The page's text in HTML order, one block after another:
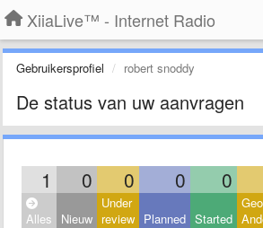
XiiaLive™ - Internet Radio
Gebruikersprofiel robert snoddy
De status van uw aanvragen
1 0 0 0 0
Alles Nieuw
Under
review Planned Started